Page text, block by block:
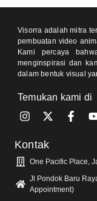
Visorra adalah mitra
pembuatan video
Kami percaya
menginspirasi dan
dalam bentuk visual
Temukan kami di
Kontak
One Pacific Place,
Jl Pondok Baru
Appointment)